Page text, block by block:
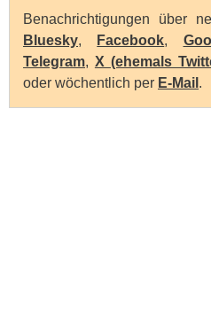
Benachrichtigungen über
Bluesky, Facebook,
Telegram, X (ehemals
oder wöchentlich per E-Mail .